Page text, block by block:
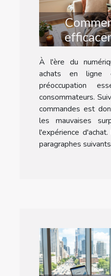
À l'ère du
achats en ligne
préoccupation
consommateurs.
commandes est
les mauvaises
l'expérience
paragraphes